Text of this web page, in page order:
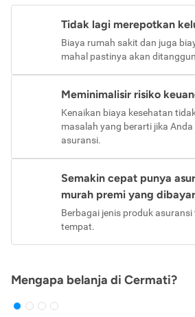
Tidak lagi merepotkan
Biaya rumah sakit dan juga
mahal pastinya akan
Meminimalisir risiko
Kenaikan biaya kesehatan
masalah yang berarti jika
asuransi.
Semakin cepat punya
murah premi yang dibayar
Berbagai jenis produk
tempat.
Mengapa belanja di Cermati?